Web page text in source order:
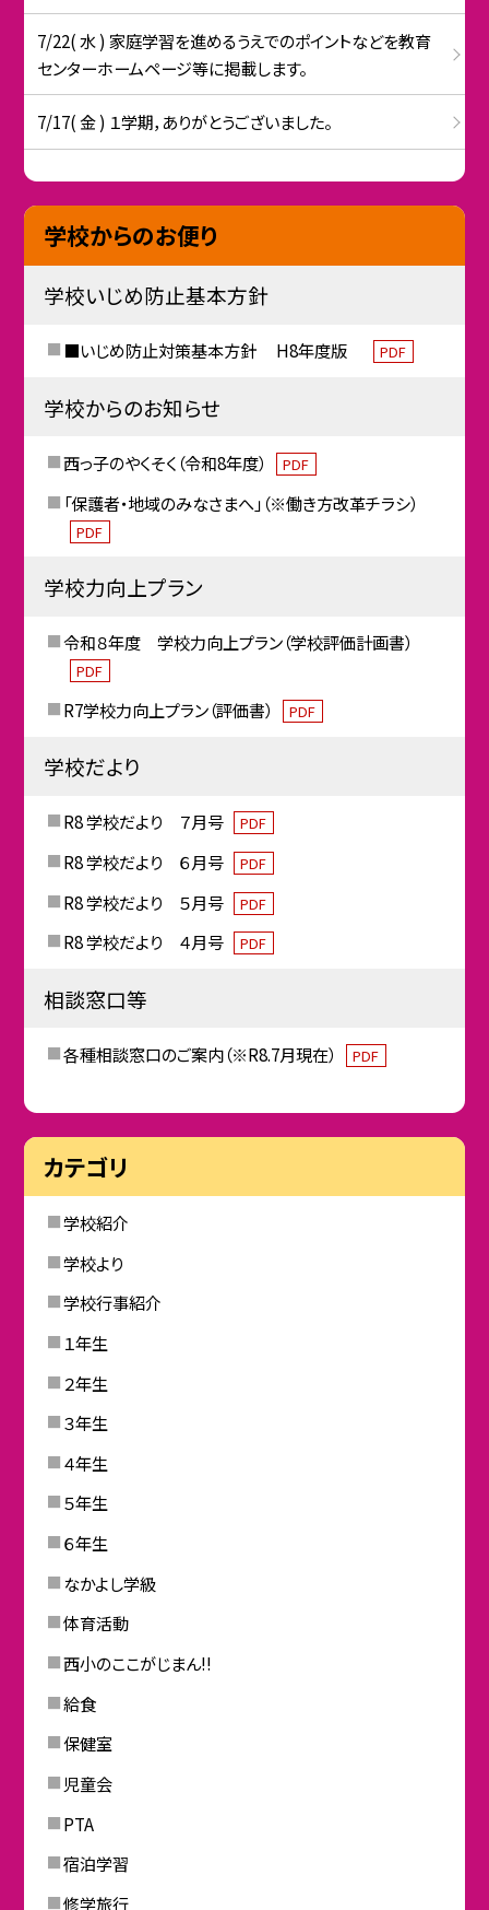
7/22( 水 ) 家庭学習を進めるうえでのポイントなどを教育
センターホームページ等に掲載します。
7/17( 金 ) １学期，ありがとうございました。
学校からのお便り
学校いじめ防止基本方針
■いじめ防止対策基本方針 H8年度版 PDF
学校からのお知らせ
西っ子のやくそく（令和8年度） PDF
「保護者・地域のみなさまへ」（※働き方改革チラシ）
PDF
学校力向上プラン
令和８年度 学校力向上プラン（学校評価計画書）
PDF
R7学校力向上プラン（評価書） PDF
学校だより
R8 学校だより ７月号 PDF
R8 学校だより ６月号 PDF
R8 学校だより ５月号 PDF
R8 学校だより ４月号 PDF
相談窓口等
各種相談窓口のご案内（※R8.7月現在） PDF
カテゴリ
学校紹介
学校より
学校行事紹介
１年生
２年生
３年生
４年生
５年生
６年生
なかよし学級
体育活動
西小のここがじまん!!
給食
保健室
児童会
PTA
宿泊学習
修学旅行